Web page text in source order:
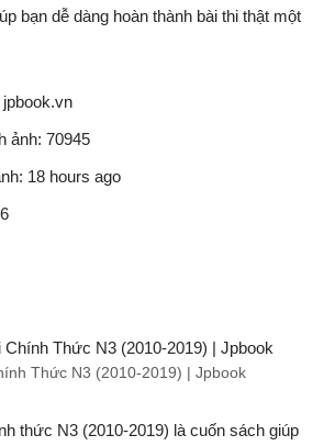
bạn dễ dàng hoàn thành bài thi thật một
ảnh: 70945
18 hours ago
Thức N3 (2010-2019) | Jpbook
thức N3 (2010-2019) là cuốn sách giúp